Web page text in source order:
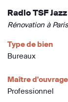
Radio TSF Jazz
Rénovation à
Type de bien
Bureaux
Maître d'ouvrage
Professionnel